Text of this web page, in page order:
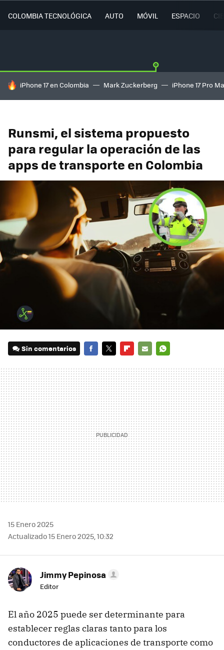
COLOMBIA TECNOLÓGICA AUTO MÓVIL ESPACIO
HOY SE HABLA DE
iPhone 17 en Colombia Mark Zuckerberg iPhone 17 Pro
Runsmi, el sistema propuesto
para regular la operación de las
apps de transporte en Colombia
Sin comentarios
MAIL
15 Enero 2025
Actualizado 15 Enero 2025, 10:32
Jimmy Pepinosa
Editor
El año 2025 puede ser determinante para
establecer reglas claras tanto para los
conductores de aplicaciones de transporte como